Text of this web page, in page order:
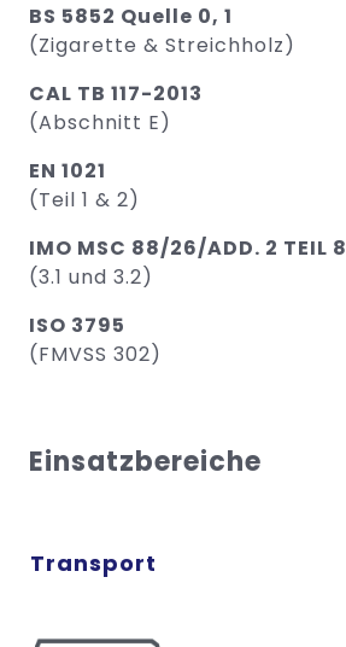
BS 5852 Quelle 0, 1
(Zigarette & Streichholz)
CAL TB 117-2013
(Abschnitt E)
EN 1021
(Teil 1 & 2)
IMO MSC 88/26/ADD. 2 TEIL 8
(3.1 und 3.2)
ISO 3795
(FMVSS 302)
Einsatzbereiche
Transport